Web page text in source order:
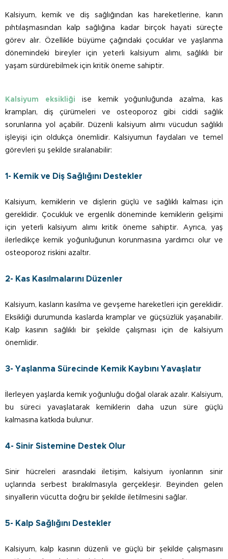
Kalsiyum, kemik ve diş sağlığından kas hareketlerine, kanın
pıhtılaşmasından kalp sağlığına kadar birçok hayati süreçte
görev alır. Özellikle büyüme çağındaki çocuklar ve yaşlanma
dönemindeki bireyler için yeterli kalsiyum alımı, sağlıklı bir
yaşam sürdürebilmek için kritik öneme sahiptir.
Kalsiyum eksikliği ise kemik yoğunluğunda azalma, kas
krampları, diş çürümeleri ve osteoporoz gibi ciddi sağlık
sorunlarına yol açabilir. Düzenli kalsiyum alımı vücudun sağlıklı
işleyişi için oldukça önemlidir. Kalsiyumun faydaları ve temel
görevleri şu şekilde sıralanabilir:
1- Kemik ve Diş Sağlığını Destekler
Kalsiyum, kemiklerin ve dişlerin güçlü ve sağlıklı kalması için
gereklidir. Çocukluk ve ergenlik döneminde kemiklerin gelişimi
için yeterli kalsiyum alımı kritik öneme sahiptir. Ayrıca, yaş
ilerledikçe kemik yoğunluğunun korunmasına yardımcı olur ve
osteoporoz riskini azaltır.
2- Kas Kasılmalarını Düzenler
Kalsiyum, kasların kasılma ve gevşeme hareketleri için gereklidir.
Eksikliği durumunda kaslarda kramplar ve güçsüzlük yaşanabilir.
Kalp kasının sağlıklı bir şekilde çalışması için de kalsiyum
önemlidir.
3- Yaşlanma Sürecinde Kemik Kaybını Yavaşlatır
İlerleyen yaşlarda kemik yoğunluğu doğal olarak azalır. Kalsiyum,
bu süreci yavaşlatarak kemiklerin daha uzun süre güçlü
kalmasına katkıda bulunur.
4- Sinir Sistemine Destek Olur
Sinir hücreleri arasındaki iletişim, kalsiyum iyonlarının sinir
uçlarında serbest bırakılmasıyla gerçekleşir. Beyinden gelen
sinyallerin vücutta doğru bir şekilde iletilmesini sağlar.
5- Kalp Sağlığını Destekler
Kalsiyum, kalp kasının düzenli ve güçlü bir şekilde çalışmasını